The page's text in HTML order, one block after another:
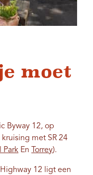
moet
Byway 12, op
met SR 24
Park En Torrey).
12 ligt een